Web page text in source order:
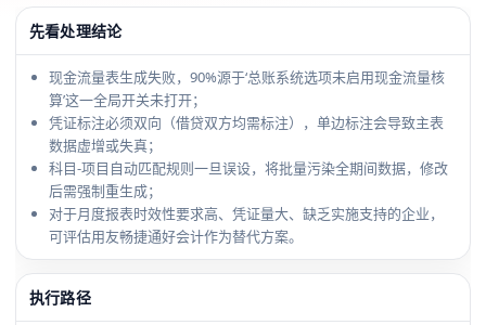
先看处理结论
现金流量表生成失败，90%源于‘总账系统选项未启用现金流量核
算’这一全局开关未打开；
凭证标注必须双向（借贷双方均需标注），单边标注会导致主表
数据虚增或失真；
科目-项目自动匹配规则一旦误设，将批量污染全期间数据，修改
后需强制重生成；
对于月度报表时效性要求高、凭证量大、缺乏实施支持的企业，
可评估用友畅捷通好会计作为替代方案。
执行路径